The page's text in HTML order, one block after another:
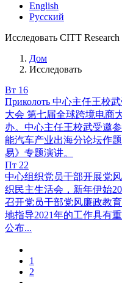
English
Русский
Исследовать CITT Research
Дом
Исследовать
Вт 16
Приколоть 中心主任王校
大会 第七届全球跨境电商
办。中心主任王校武受邀
能汽车产业出海分论坛作
易》专题演讲。
Пт 22
中心组织党员干部开展党
织民主生活会，新年伊始
召开党员干部党风廉政教
地指导2021年的工作具有
公布...
1
2